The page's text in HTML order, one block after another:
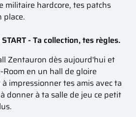
militaire hardcore, tes patchs
place.
START - Ta collection, tes règles.
Zentauron dès aujourd'hui et
en un hall de gloire
impressionner tes amis avec ta
donner à ta salle de jeu ce petit